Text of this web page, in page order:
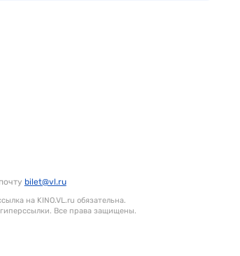
bilet@vl.ru
на KINO.VL.ru обязательна.
Все права защищены.